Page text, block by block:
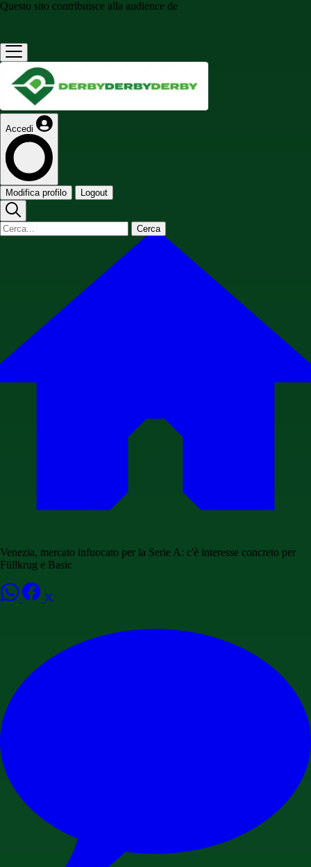
Questo sito contribuisce alla audience de
Accedi
Modifica profilo Logout
Cerca
Venezia, mercato infuocato per la Serie A: c'è interesse concreto per
Füllkrug e Basic